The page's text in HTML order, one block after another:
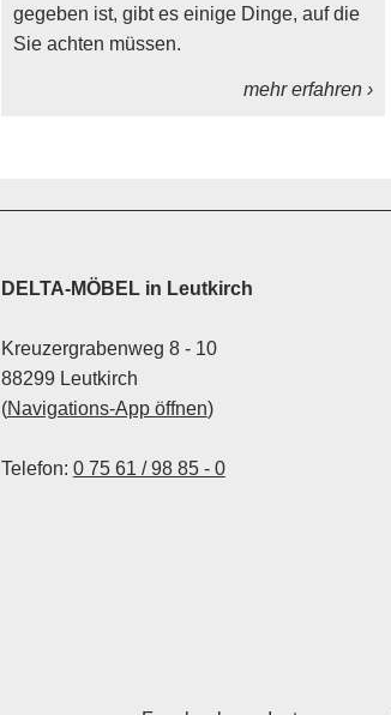
gegeben ist, gibt es einige Dinge, auf die
Sie achten müssen.
mehr erfahren ›
DELTA-MÖBEL in Leutkirch
Kreuzergrabenweg 8 - 10
88299 Leutkirch
(Navigations-App öffnen)
Telefon: 0 75 61 / 98 85 - 0